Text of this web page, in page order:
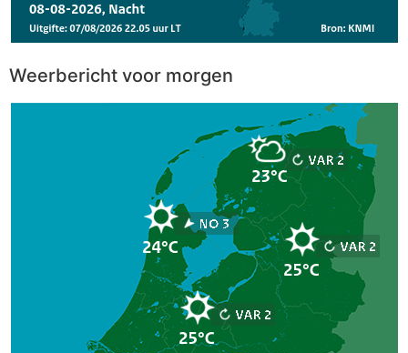
Weerbericht voor morgen